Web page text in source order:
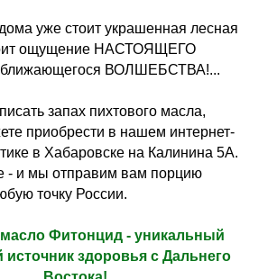
уже стоит украшенная лесная
ощущение НАСТОЯЩЕГО
ВОЛШЕБСТВА!...
запах пихтового масла,
приобрести в нашем интернет-
в Хабаровске на Калинина 5А.
- и мы отправим вам порцию
точку России.
Фитонцид - уникальный
здоровья с Дальнего